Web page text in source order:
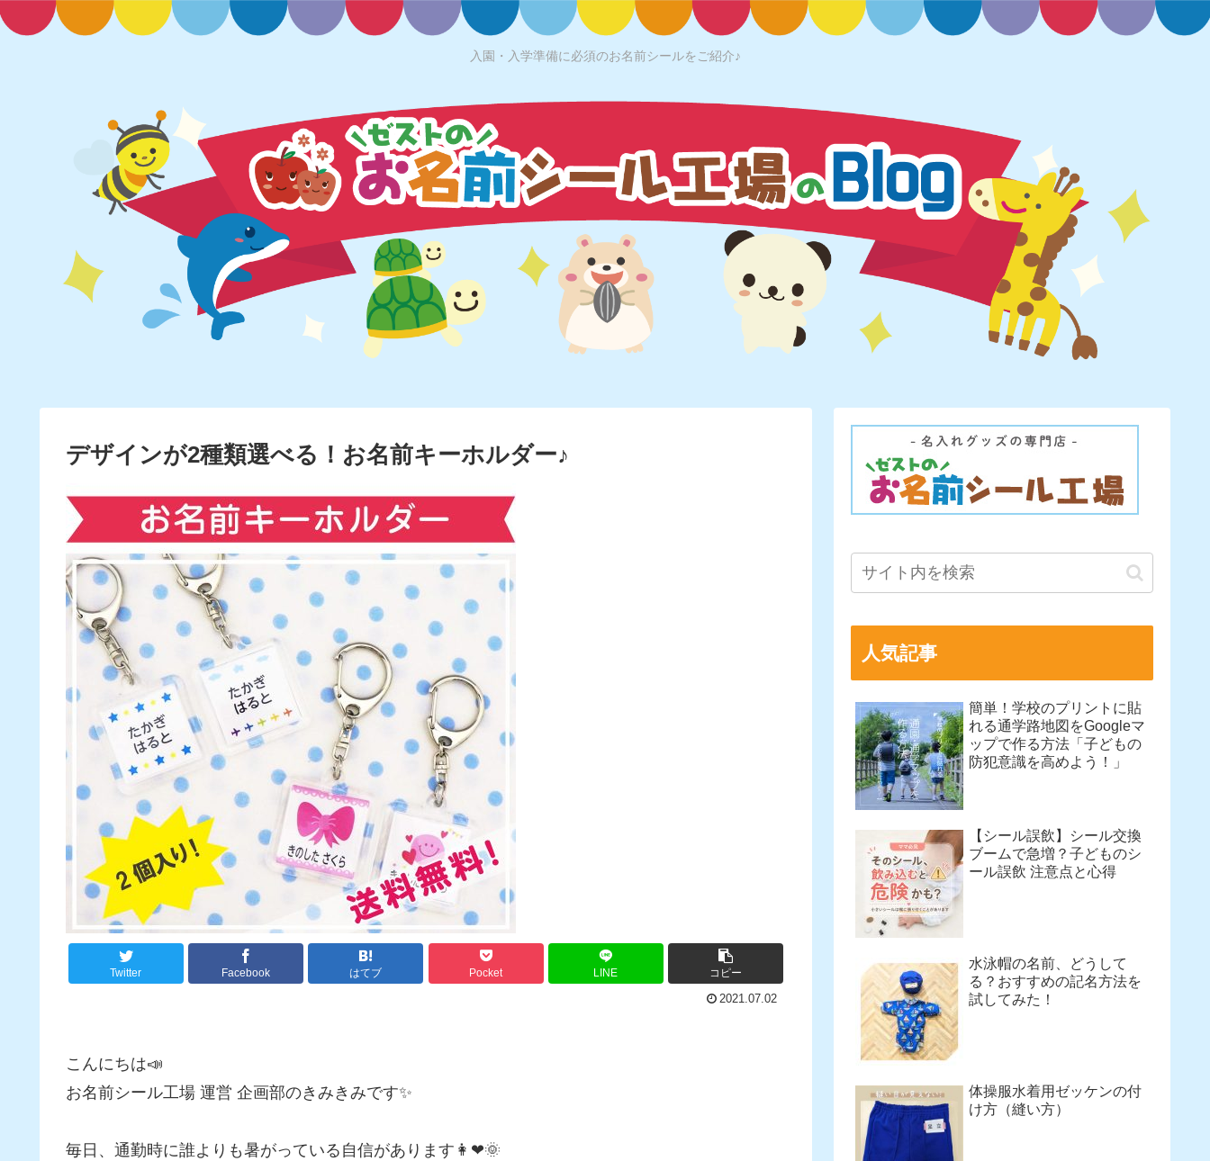
入園・入学準備に必須のお名前シールをご紹介♪
デザインが2種類選べる！お名前キーホルダー♪
Twitter Facebook はてブ Pocket LINE コピー
2021.07.02
こんにちは📣
お名前シール工場 運営 企画部のきみきみです✨
毎日、通勤時に誰よりも暑がっている自信があります👩❤🌞
人気記事
簡単！学校のプリントに貼
れる通学路地図をGoogleマ
ップで作る方法「子どもの
防犯意識を高めよう！」
【シール誤飲】シール交換
ブームで急増？子どものシ
ール誤飲 注意点と心得
水泳帽の名前、どうして
る？おすすめの記名方法を
試してみた！
体操服水着用ゼッケンの付
け方（縫い方）